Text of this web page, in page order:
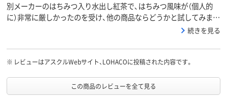
別メーカーのはちみつ入り水出し紅茶で、はちみつ風味が（個人的
に）非常に厳しかったのを受け、他の商品ならどうかと試してみまし
た。結果、ダメでした笑。でも自分にはこういう商品に添加されてい
いう人もいたのでその旨はお伝えしたいと思います。
続きを見る
※ レビューはアスクルWebサイト、LOHACOに投稿された内容です。
この商品のレビューを全て見る